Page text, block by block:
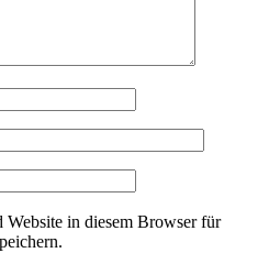
in diesem Browser für